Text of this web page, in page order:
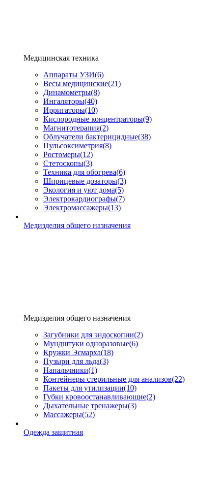
Медицинская техника
Аппараты УЗИ(6)
Весы медицинские(21)
Динамометры(8)
Ингаляторы(40)
Ирригаторы(10)
Кислородные концентраторы(9)
Магнитотерапия(2)
Облучатели бактерицидные(38)
Пульсоксиметрия(8)
Ростомеры(12)
Стетоскопы(3)
Техника для обогрева(6)
Шприцевые дозаторы(3)
Экология и уют дома(5)
Электрокардиографы(7)
Электромассажеры(13)
Медизделия общего назначения
Медизделия общего назначения
Загубники для эндоскопии(2)
Мундштуки одноразовые(6)
Кружки Эсмарха(18)
Пузыри для льда(3)
Напальчники(1)
Контейнеры стерильные для анализов(22)
Пакеты для утилизации(10)
Губки кровоостанавливающие(2)
Дыхательные тренажеры(3)
Массажеры(52)
Одежда защитная